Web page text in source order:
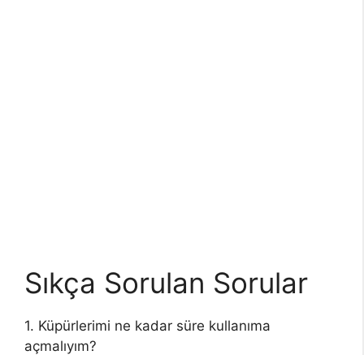
Sıkça Sorulan Sorular
1. Küpürlerimi ne kadar süre kullanıma
açmalıyım?